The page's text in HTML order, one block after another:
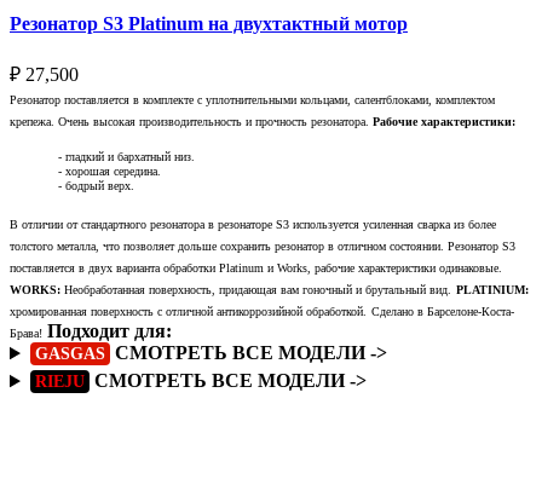
Резонатор S3 Platinum на двухтактный мотор
₽ 27,500
Резонатор поставляется в комплекте с уплотнительными кольцами, салентблоками, комплектом
крепежа. Очень высокая производительность и прочность резонатора. Рабочие характеристики:
- гладкий и бархатный низ.
- хорошая середина.
- бодрый верх.
В отличии от стандартного резонатора в резонаторе S3 используется усиленная сварка из более
толстого металла, что позволяет дольше сохранить резонатор в отличном состоянии. Резонатор S3
поставляется в двух варианта обработки Platinum и Works, рабочие характеристики одинаковые.
WORKS: Необработанная поверхность, придающая вам гоночный и брутальный вид. PLATINIUM:
хромированная поверхность с отличной антикоррозийной обработкой. Сделано в Барселоне-Коста-
Брава! Подходит для:
GASGAS СМОТРЕТЬ ВСЕ МОДЕЛИ ->
RIEJU СМОТРЕТЬ ВСЕ МОДЕЛИ ->